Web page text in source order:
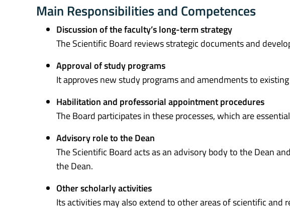
Main Responsibilities and Competences
Discussion of the faculty’s long-term strategy
The Scientific Board reviews strategic documents and
Approval of study programs
It approves new study programs and amendments to
Habilitation and professorial appointment procedures
The Board participates in these processes, which are
Advisory role to the Dean
The Scientific Board acts as an advisory body to the Dean
the Dean.
Other scholarly activities
Its activities may also extend to other areas of scientific and